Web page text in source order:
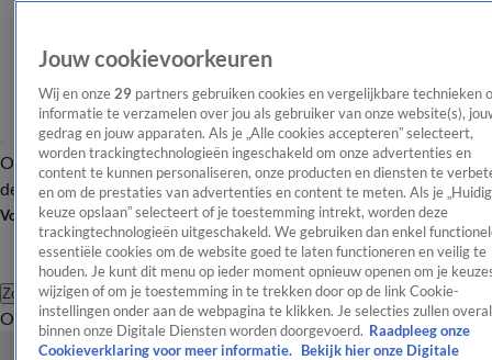
OverzichtAfleveringen Entertainment TV Algemeen
Tip
de redactieNieuwsbrief
Volg Shownieuws
Zoeken
OverzichtEntertainmentSpraakmakendRealityCrimeVideo's
Jouw cookievoorkeuren
Wij en onze 29 partners gebruiken cookies en vergelijkbare technieken
informatie te verzamelen over jou als gebruiker van onze website(s),
gedrag en jouw apparaten. Als je „Alle cookies accepteren” selecteert,
worden trackingtechnologieën ingeschakeld om onze advertenties en
content te kunnen personaliseren, onze producten en diensten te
en om de prestaties van advertenties en content te meten. Als je
keuze opslaan” selecteert of je toestemming intrekt, worden deze
trackingtechnologieën uitgeschakeld. We gebruiken dan enkel
essentiële cookies om de website goed te laten functioneren en veilig te
houden. Je kunt dit menu op ieder moment opnieuw openen om je
wijzigen of om je toestemming in te trekken door op de link Cookie-
instellingen onder aan de webpagina te klikken. Je selecties zullen overal
binnen onze Digitale Diensten worden doorgevoerd. Raadpleeg onze
Cookieverklaring voor meer informatie.
Bekijk hier onze Digitale